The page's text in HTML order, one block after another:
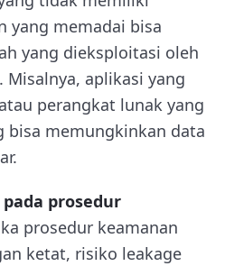
yang memadai bisa
yang dieksploitasi oleh
Misalnya, aplikasi yang
perangkat lunak yang
bisa memungkinkan data
prosedur
prosedur keamanan
ketat, risiko leakage